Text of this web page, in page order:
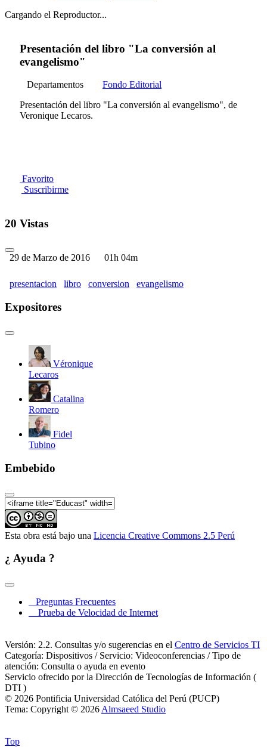
Cargando el Reproductor...
Presentación del libro "La conversión al
evangelismo"
Departamentos
Fondo Editorial
Presentación del libro "La conversión al evangelismo", de
Veronique Lecaros.
Favorito
Suscribirme
20 Vistas
29 de Marzo de 2016 01h 04m
presentacion libro conversion evangelismo
Expositores
Véronique
Lecaros
Catalina
Romero
Fidel
Tubino
Embebido
Esta obra está bajo una Licencia Creative Commons 2.5 Perú
¿ Ayuda ?
Preguntas Frecuentes
Prueba de Velocidad de Internet
Versión: 2.2. Consultas y/o sugerencias en el Centro de Servicios TI
Categoría: Dispositivos / Servicio: Videoconferencias / Tipo de
atención: Consulta o ayuda en evento
Servicio ofrecido por la Dirección de Tecnologías de Información (
DTI )
© 2026 Pontificia Universidad Católica del Perú (PUCP)
Tema: Copyright © 2026 Almsaeed Studio
Top